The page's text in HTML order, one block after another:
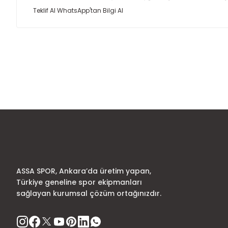
Teklif Al WhatsApp'tan Bilgi Al
Ürün bilgilerinde hatalar bulunuyor.
ASSA SPOR, Ankara’da üretim yapan,
Türkiye geneline spor ekipmanları
sağlayan kurumsal çözüm ortağınızdır.